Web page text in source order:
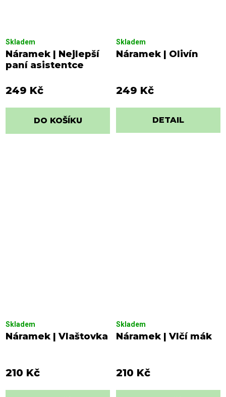
Náramek | Nejlepší
paní asistentce
Skladem
249 Kč
DO KOŠÍKU
Náramek | Olivín
Skladem
249 Kč
DETAIL
Náramek | Vlaštovka
Skladem
210 Kč
Náramek | Vlčí mák
Skladem
210 Kč